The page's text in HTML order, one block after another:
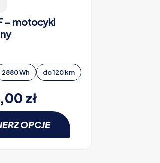
– motocykl
2880 Wh do 120 km
zł
OPCJE